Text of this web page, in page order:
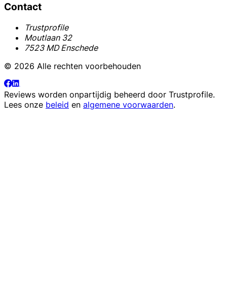
Contact
Trustprofile
Moutlaan 32
7523 MD Enschede
© 2026 Alle rechten voorbehouden
Reviews worden onpartijdig beheerd door Trustprofile.
Lees onze beleid en algemene voorwaarden.